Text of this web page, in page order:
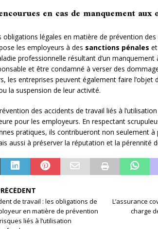
en cas de manquement
obligations légales en matière de prévention des
les employeurs à des sanctions pénales
professionnelle résultant d’un manquement
et être condamné à verser des
les entreprises peuvent également faire
la suspension de leur activité.
des accidents de travail liés à
pour les employeurs. En respectant
pratiques, ils contribueront non seulement
aussi à préserver la réputation et la pérennité
de travail : les obligations de
en matière de prévention
liés à l’utilisation
L’assurance
charge